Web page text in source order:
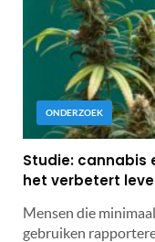
ONDERZOEK
Studie: cannabis
het verbetert
Mensen die
gebruiken